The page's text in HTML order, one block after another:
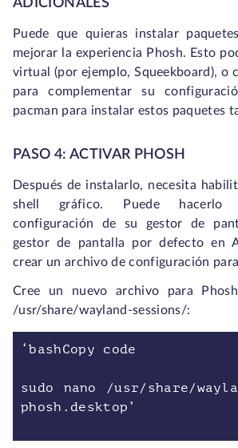
ADICIONALES
Puede que quieras instalar
mejorar la experiencia Phosh. Esto
virtual (por ejemplo, Squeekboard), o
para complementar su
pacman para instalar estos paquetes
PASO 4: ACTIVAR PHOSH
Después de instalarlo, necesita
shell gráfico. Puede hacerlo
configuración de su gestor de
gestor de pantalla por defecto en
crear un archivo de configuración
Cree un nuevo archivo para
/usr/share/wayland-sessions/:
‘bashCopy code
sudo nano /usr/share/
phosh.desktop’